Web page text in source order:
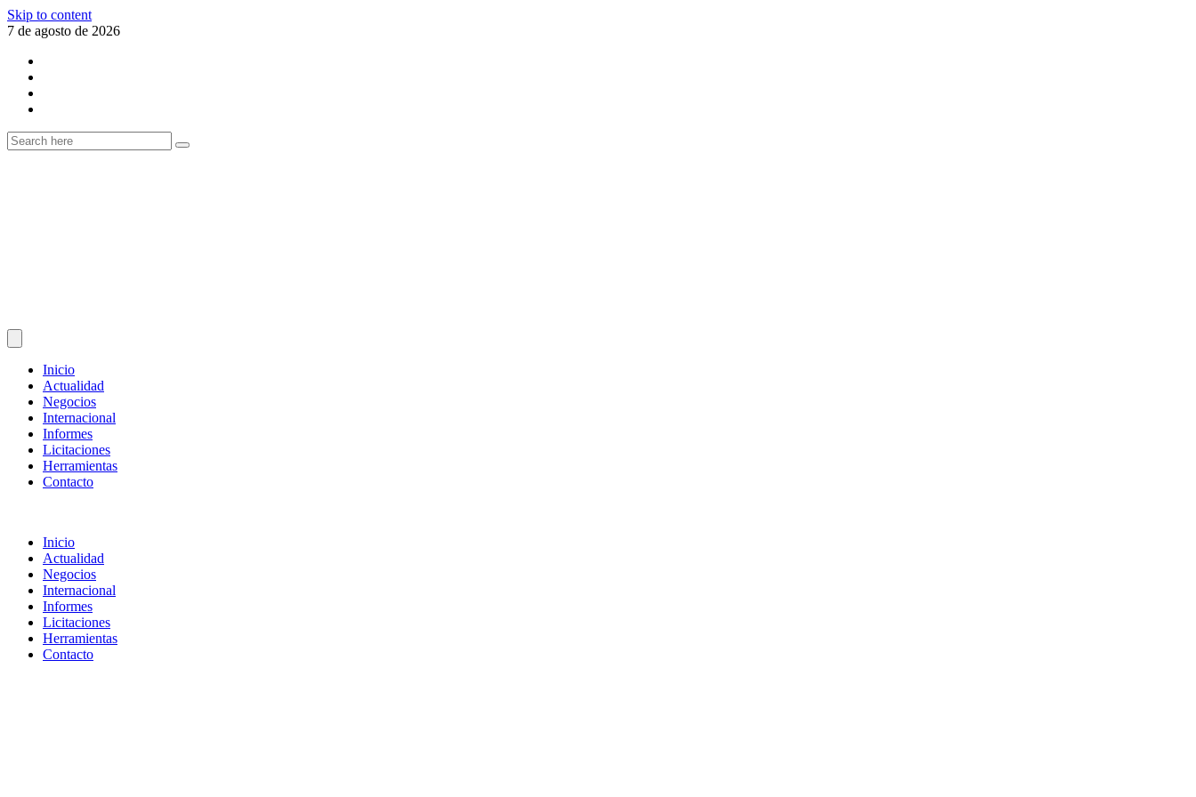
Skip to content
7 de agosto de 2026
Inicio
Actualidad
Negocios
Internacional
Informes
Licitaciones
Herramientas
Contacto
Inicio
Actualidad
Negocios
Internacional
Informes
Licitaciones
Herramientas
Contacto